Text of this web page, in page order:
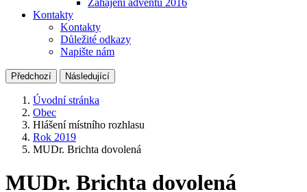
Zahájení adventu 2016
Kontakty
Kontakty
Důležité odkazy
Napište nám
Předchozí Následující
Úvodní stránka
Obec
Hlášení místního rozhlasu
Rok 2019
MUDr. Brichta dovolená
MUDr. Brichta dovolená